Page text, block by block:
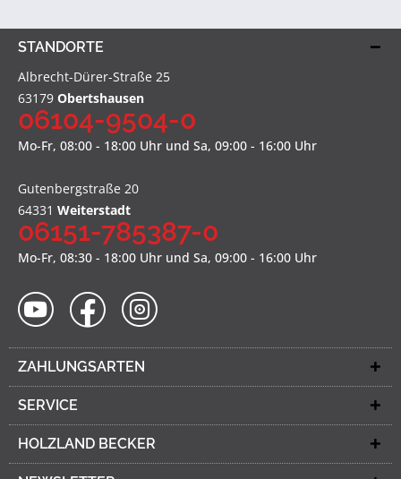
STANDORTE
Albrecht-Dürer-Straße 25
63179 Obertshausen
06104-9504-0
Mo-Fr, 08:00 - 18:00 Uhr und Sa, 09:00 - 16:00 Uhr
Gutenbergstraße 20
64331 Weiterstadt
06151-785387-0
Mo-Fr, 08:30 - 18:00 Uhr und Sa, 09:00 - 16:00 Uhr
ZAHLUNGSARTEN
SERVICE
HOLZLAND BECKER